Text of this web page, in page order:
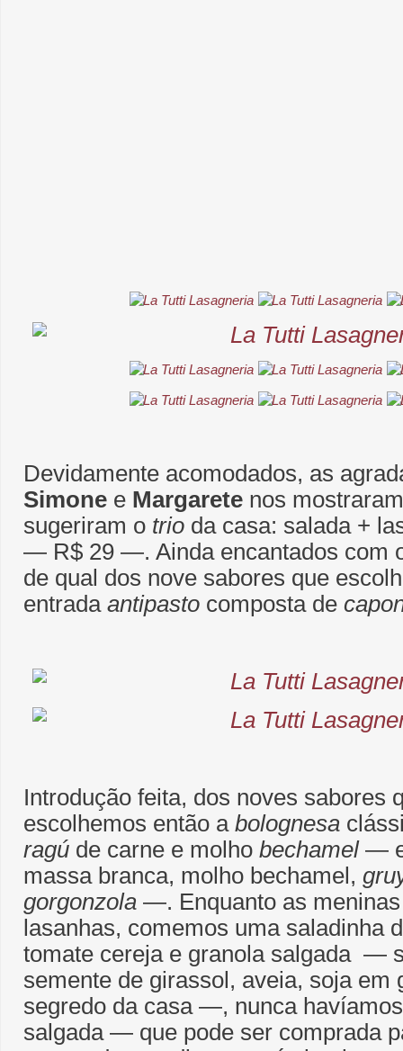
Devidamente acomodados, as
Simone e Margarete nos
sugeriram o trio da casa: salada +
― R$ 29 ―. Ainda encantados com
de qual dos nove sabores que
entrada antipasto composta de
Introdução feita, dos noves sabores
escolhemos então a bolognesa
ragú de carne e molho bechamel― e
massa branca, molho bechamel,
gorgonzola ―. Enquanto as
lasanhas, comemos uma saladinha
tomate cereja e granola salgada ―
semente de girassol, aveia, soja em
segredo da casa ―, nunca
salgada ― que pode ser comprada